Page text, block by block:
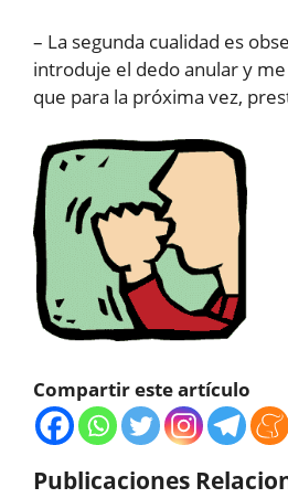
– La segunda cualidad es
introduje el dedo anular y
que para la próxima vez,
Compartir este artículo
Publicaciones